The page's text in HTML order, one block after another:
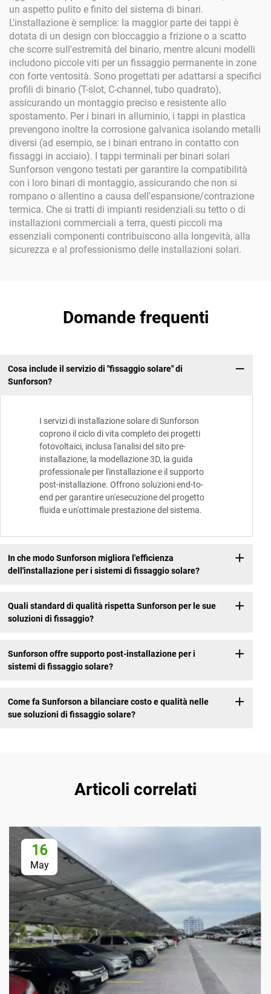
un aspetto pulito e finito del sistema di binari.
L'installazione è semplice: la maggior parte dei tappi è
dotata di un design con bloccaggio a frizione o a scatto
che scorre sull'estremità del binario, mentre alcuni modelli
includono piccole viti per un fissaggio permanente in zone
con forte ventosità. Sono progettati per adattarsi a specifici
profili di binario (T-slot, C-channel, tubo quadrato),
assicurando un montaggio preciso e resistente allo
spostamento. Per i binari in alluminio, i tappi in plastica
prevengono inoltre la corrosione galvanica isolando metalli
diversi (ad esempio, se i binari entrano in contatto con
fissaggi in acciaio). I tappi terminali per binari solari
Sunforson vengono testati per garantire la compatibilità
con i loro binari di montaggio, assicurando che non si
rompano o allentino a causa dell'espansione/contrazione
termica. Che si tratti di impianti residenziali su tetto o di
installazioni commerciali a terra, questi piccoli ma
essenziali componenti contribuiscono alla longevità, alla
sicurezza e al professionismo delle installazioni solari.
Domande frequenti
Cosa include il servizio di "fissaggio solare" di
Sunforson?
I servizi di installazione solare di Sunforson
coprono il ciclo di vita completo dei progetti
fotovoltaici, inclusa l'analisi del sito pre-
installazione, la modellazione 3D, la guida
professionale per l'installazione e il supporto
post-installazione. Offrono soluzioni end-to-
end per garantire un'esecuzione del progetto
fluida e un'ottimale prestazione del sistema.
In che modo Sunforson migliora l'efficienza
dell'installazione per i sistemi di fissaggio solare?
Quali standard di qualità rispetta Sunforson per le sue
soluzioni di fissaggio?
Sunforson offre supporto post-installazione per i
sistemi di fissaggio solare?
Come fa Sunforson a bilanciare costo e qualità nelle
sue soluzioni di fissaggio solare?
Articoli correlati
16
May